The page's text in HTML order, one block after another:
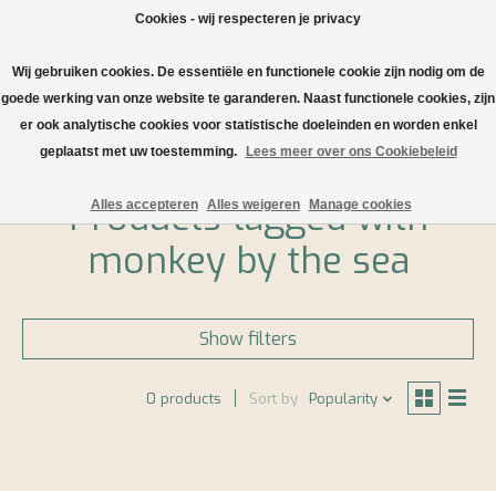
Wishlist
Home / Tags / monkey by the sea
Products tagged with
monkey by the sea
Show filters
0 products Sort by Popularity
Cookies - wij respecteren je privacy
Wij gebruiken cookies. De essentiële en functionele cookie zijn nodig om de
goede werking van onze website te garanderen. Naast functionele cookies, zijn
er ook analytische cookies voor statistische doeleinden en worden enkel
geplaatst met uw toestemming.
Lees meer over ons Cookiebeleid
Alles accepteren Alles weigeren Manage cookies